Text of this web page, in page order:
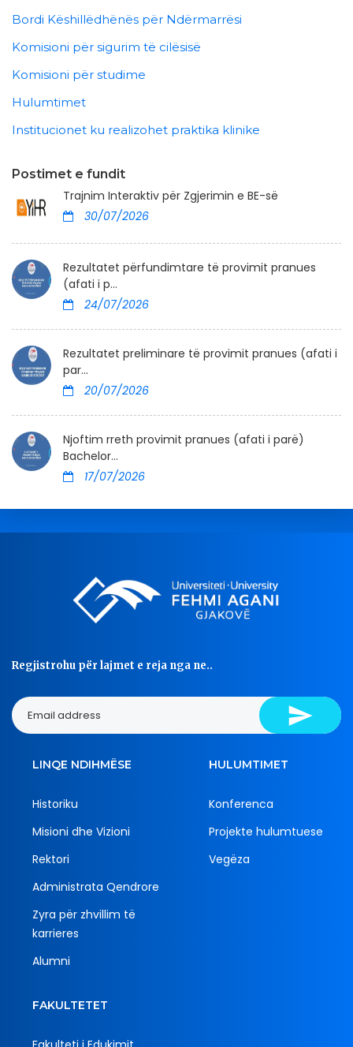
Bordi Këshillëdhënës për Ndërmarrësi
Komisioni për sigurim të cilësisë
Komisioni për studime
Hulumtimet
Institucionet ku realizohet praktika klinike
Postimet e fundit
Trajnim Interaktiv për Zgjerimin e BE-së
30/07/2026
Rezultatet përfundimtare të provimit pranues
(afati i p...
24/07/2026
Rezultatet preliminare të provimit pranues (afati i
par...
20/07/2026
Njoftim rreth provimit pranues (afati i parë)
Bachelor...
17/07/2026
Regjistrohu për lajmet e reja nga ne..
LINQE NDIHMËSE
Historiku
Misioni dhe Vizioni
Rektori
Administrata Qendrore
Zyra për zhvillim të
karrieres
Alumni
HULUMTIMET
Konferenca
Projekte hulumtuese
Vegëza
FAKULTETET